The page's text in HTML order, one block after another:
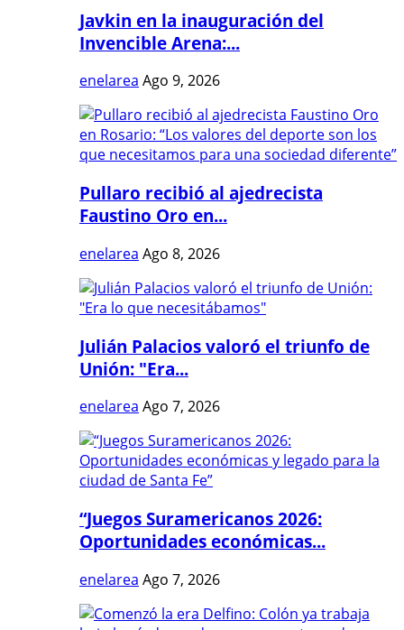
Javkin en la inauguración del
Invencible Arena:...
enelarea Ago 9, 2026
Pullaro recibió al ajedrecista
Faustino Oro en...
enelarea Ago 8, 2026
Julián Palacios valoró el triunfo de
Unión: "Era...
enelarea Ago 7, 2026
“Juegos Suramericanos 2026:
Oportunidades económicas...
enelarea Ago 7, 2026